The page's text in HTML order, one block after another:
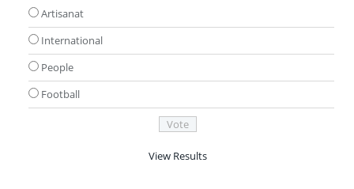
Artisanat
International
People
Football
View Results